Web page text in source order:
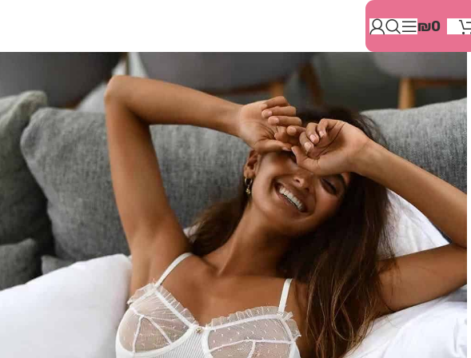
זֶה
"המרכז
הישראלי
לְהַנְגָּשָׁת
אָתָרִים".
הַמְּסַיַּעַת
לִנְגִישׁוּת
הָאֲתָר.
לִפְתִיחַת
תַּפְרִיט
הֵנְּגִישׁוּת
לְחַץ
ALT+0
₪0